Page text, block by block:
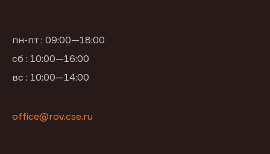
пн-пт : 09:00—18:00
сб : 10:00—16:00
вс : 10:00—14:00
office@rov.cse.ru